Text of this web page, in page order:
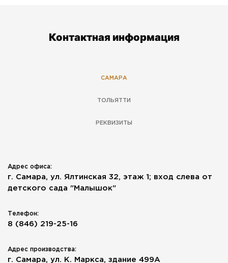
Контактная информация
САМАРА
ТОЛЬЯТТИ
РЕКВИЗИТЫ
Адрес офиса:
г. Самара, ул. Ялтинская 32, этаж 1; вход слева от
детского сада "Малышок"
Телефон:
8 (846) 219-25-16
Адрес производства:
г. Самара, ул. К. Маркса, здание 499А